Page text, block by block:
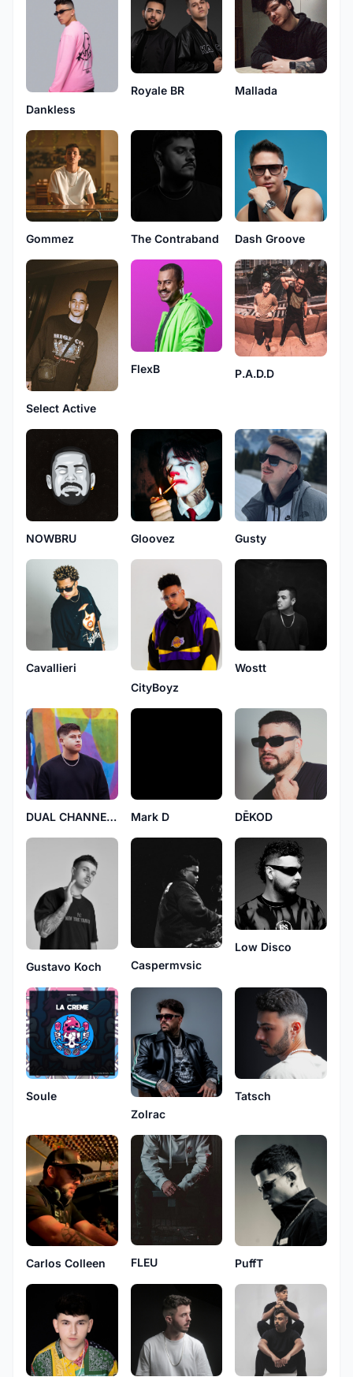
Dankless
Royale BR Mallada
Gommez The Contraband Dash Groove
Select Active
FlexB P.A.D.D
NOWBRU Gloovez Gusty
Cavallieri
CityBoyz
Wostt
DUAL CHANNELS Mark D DĒKOD
Gustavo Koch Caspermvsic
Low Disco
Soule
Zolrac
Tatsch
Carlos Colleen FLEU PuffT